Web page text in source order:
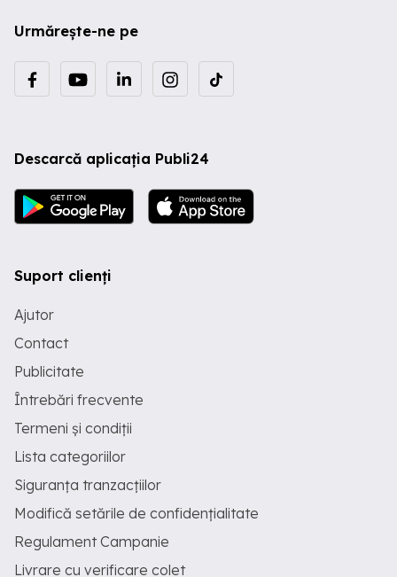
comuna Ramna, jud. Caraș-Severin Preț:
1 euro mp. Contact:
Urmărește-ne pe
Descarcă aplicația Publi24
Suport clienți
Ajutor
Contact
Publicitate
Întrebări frecvente
Termeni și condiții
Lista categoriilor
Siguranța tranzacțiilor
Modifică setările de confidențialitate
Regulament Campanie
Livrare cu verificare colet